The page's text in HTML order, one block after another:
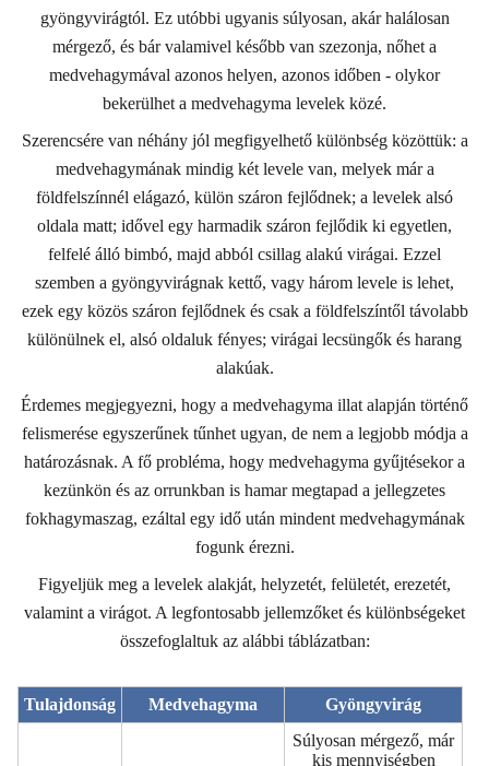
gyöngyvirágtól. Ez utóbbi ugyanis súlyosan, akár halálosan
mérgező, és bár valamivel később van szezonja, nőhet a
medvehagymával azonos helyen, azonos időben - olykor
bekerülhet a medvehagyma levelek közé.
Szerencsére van néhány jól megfigyelhető különbség közöttük: a
medvehagymának mindig két levele van, melyek már a
földfelszínnél elágazó, külön száron fejlődnek; a levelek alsó
oldala matt; idővel egy harmadik száron fejlődik ki egyetlen,
felfelé álló bimbó, majd abból csillag alakú virágai. Ezzel
szemben a gyöngyvirágnak kettő, vagy három levele is lehet,
ezek egy közös száron fejlődnek és csak a földfelszíntől távolabb
különülnek el, alsó oldaluk fényes; virágai lecsüngők és harang
alakúak.
Érdemes megjegyezni, hogy a medvehagyma illat alapján történő
felismerése egyszerűnek tűnhet ugyan, de nem a legjobb módja a
határozásnak. A fő probléma, hogy medvehagyma gyűjtésekor a
kezünkön és az orrunkban is hamar megtapad a jellegzetes
fokhagymaszag, ezáltal egy idő után mindent medvehagymának
fogunk érezni.
Figyeljük meg a levelek alakját, helyzetét, felületét, erezetét,
valamint a virágot. A legfontosabb jellemzőket és különbségeket
összefoglaltuk az alábbi táblázatban:
Tulajdonság Medvehagyma
Gyöngyvirág
Súlyosan mérgező, már
kis mennyiségben